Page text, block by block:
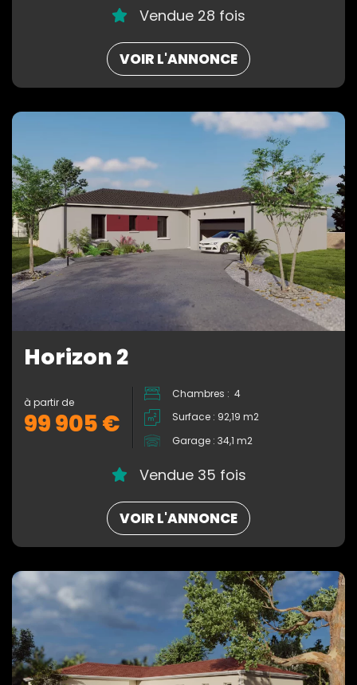
Vendue 28 fois
VOIR L'ANNONCE
Horizon 2
à partir de
99 905 €
Chambres : 4
Surface : 92,19 m2
Garage : 34,1 m2
Vendue 35 fois
VOIR L'ANNONCE